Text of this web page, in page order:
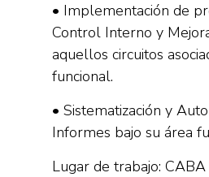
• Implementación de
Control Interno y
aquellos circuitos
funcional.
• Sistematización y
Informes bajo su área
Lugar de trabajo: